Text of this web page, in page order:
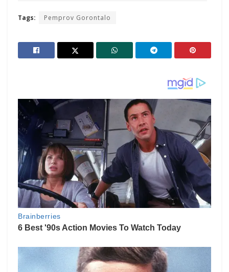
Tags: Pemprov Gorontalo